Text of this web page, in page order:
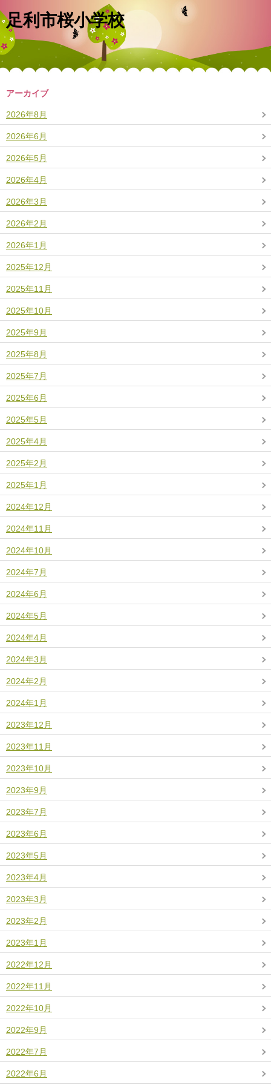
足利市桜小学校
アーカイブ
2026年8月
2026年6月
2026年5月
2026年4月
2026年3月
2026年2月
2026年1月
2025年12月
2025年11月
2025年10月
2025年9月
2025年8月
2025年7月
2025年6月
2025年5月
2025年4月
2025年2月
2025年1月
2024年12月
2024年11月
2024年10月
2024年7月
2024年6月
2024年5月
2024年4月
2024年3月
2024年2月
2024年1月
2023年12月
2023年11月
2023年10月
2023年9月
2023年7月
2023年6月
2023年5月
2023年4月
2023年3月
2023年2月
2023年1月
2022年12月
2022年11月
2022年10月
2022年9月
2022年7月
2022年6月